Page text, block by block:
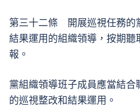
第三十二條 開展巡視任務的
結果運用的組織領導，按期
報。
黨組織領導班子成員應當結
的巡視整改和結果運用。